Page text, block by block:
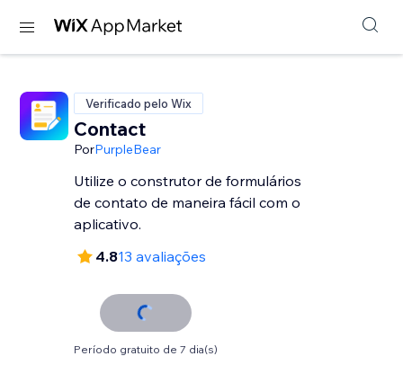
Verificado pelo Wix
Contact
PorPurpleBear
Utilize o construtor de formulários
de contato de maneira fácil com o
aplicativo.
4.813 avaliações
Período gratuito de 7 dia(s)